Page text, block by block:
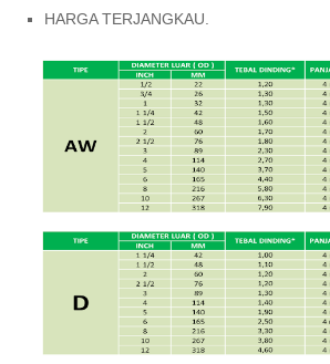
HARGA TERJANGKAU.